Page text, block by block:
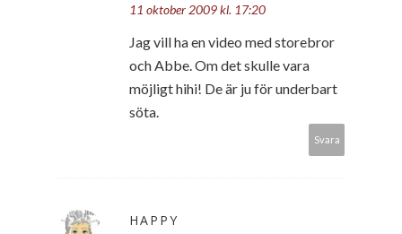
11 oktober 2009 kl. 17:20
Jag vill ha en video med storebror
och Abbe. Om det skulle vara
möjligt hihi! De är ju för underbart
söta.
Svara
HAPPY